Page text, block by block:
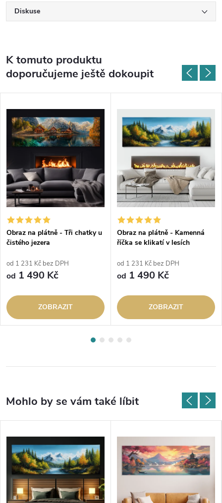
Diskuse
K tomuto produktu
doporučujeme ještě dokoupit
Obraz na plátně - Tři chatky u
čistého jezera
od 1 231 Kč bez DPH
od 1 490 Kč
ZOBRAZIT
Obraz na plátně - Kamenná
říčka se klikatí v lesích
od 1 231 Kč bez DPH
od 1 490 Kč
ZOBRAZIT